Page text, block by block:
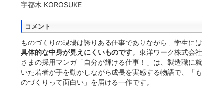
宇都木 KOROSUKE
コメント
ものづくりの現場は誇りある仕事でありながら、学生には
具体的な中身が見えにくいものです。東洋ワーク株式会社
さまの採用マンガ「自分が輝ける仕事！」は、製造職に就
いた若者が手を動かしながら成長を実感する物語で、「も
のづくりって面白い」を届ける一作です。